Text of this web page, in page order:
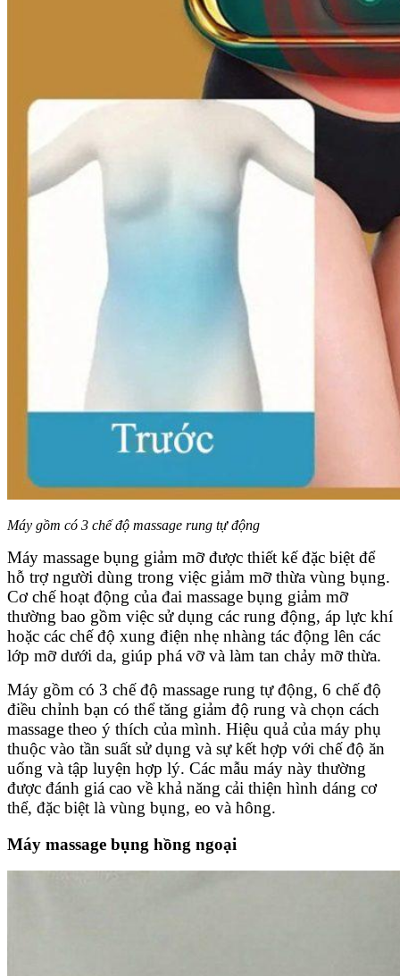
Máy gồm có 3 chế độ massage rung tự động
Máy massage bụng giảm mỡ được thiết kế đặc biệt để
hỗ trợ người dùng trong việc giảm mỡ thừa vùng bụng.
Cơ chế hoạt động của đai massage bụng giảm mỡ
thường bao gồm việc sử dụng các rung động, áp lực khí
hoặc các chế độ xung điện nhẹ nhàng tác động lên các
lớp mỡ dưới da, giúp phá vỡ và làm tan chảy mỡ thừa.
Máy gồm có 3 chế độ massage rung tự động, 6 chế độ
điều chỉnh bạn có thể tăng giảm độ rung và chọn cách
massage theo ý thích của mình. Hiệu quả của máy phụ
thuộc vào tần suất sử dụng và sự kết hợp với chế độ ăn
uống và tập luyện hợp lý. Các mẫu máy này thường
được đánh giá cao về khả năng cải thiện hình dáng cơ
thể, đặc biệt là vùng bụng, eo và hông.
Máy massage bụng hồng ngoại